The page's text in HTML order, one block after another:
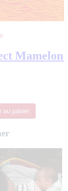
Mamelon
au panier